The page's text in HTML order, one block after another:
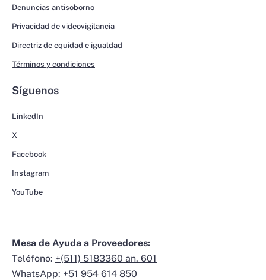
Denuncias antisoborno
Privacidad de videovigilancia
Directriz de equidad e igualdad
Términos y condiciones
Síguenos
LinkedIn
X
Facebook
Instagram
YouTube
Mesa de Ayuda a Proveedores:
Teléfono: +(511) 5183360 an. 601
WhatsApp: +51 954 614 850